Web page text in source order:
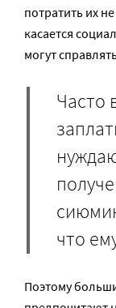
потратить их
касается
могут
Часто
что
Поэтому